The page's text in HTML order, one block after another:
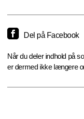
Del på Facebook
Når du deler indhold på
er dermed ikke længere